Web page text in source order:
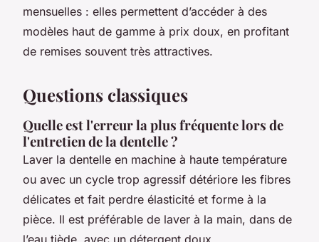
mensuelles : elles permettent d’accéder à des
modèles haut de gamme à prix doux, en profitant
de remises souvent très attractives.
Questions classiques
Quelle est l'erreur la plus fréquente lors de
l'entretien de la dentelle ?
Laver la dentelle en machine à haute température
ou avec un cycle trop agressif détériore les fibres
délicates et fait perdre élasticité et forme à la
pièce. Il est préférable de laver à la main, dans de